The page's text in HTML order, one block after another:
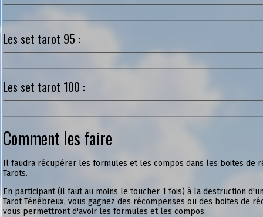
Les set tarot 95 :
Les set tarot 100 :
Comment les faire
Il faudra récupérer les formules et les compos dans les boites de
Tarots.
En participant (il faut au moins le toucher 1 fois) à la destruction
Tarot Ténébreux, vous gagnez des récompenses ou des boites de
vous permettront d'avoir les formules et les compos.